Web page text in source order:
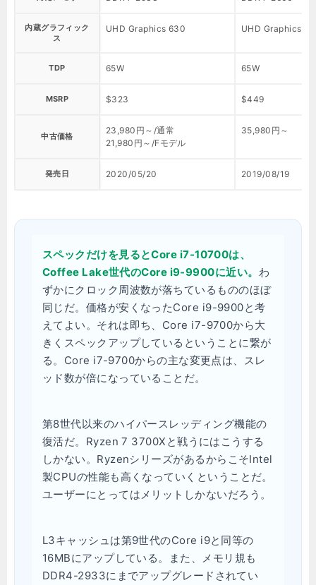
内蔵グラフィック
ス
UHD Graphics 630 UHD Graphics
TDP 65W 65W
MSRP $323 $449
中古価格
23,980円～/通常
21,980円～/Fモデル
35,980円～
発売日 2020/05/20 2019/08/19
スペックだけを見るとCore i7-10700は、
Coffee Lake世代のCore i9-9900に近い。 わ
ずかにクロック周波数が落ちているもののほぼ
同じだ。価格が安くなったCore i9-9900と考
えてよい。それは即ち、Core i7-9700から大
きくスペックアップしているということに繋が
る。Core i7-9700からの主な変更点は、スレ
ッド数が倍になっていることだ。
第8世代以来のハイパースレッディング機能の
復活だ。Ryzen 7 3700Xと戦うにはこうする
しかない。RyzenシリーズがあるからこそIntel
製CPUの性能も高くなっていくということだ。
ユーザーにとってはメリットしかないだろう。
L3キャッシュは第9世代のCore i9と同等の
16MBにアップしている。また、メモリ規も
DDR4-2933にまでアップグレードされてい